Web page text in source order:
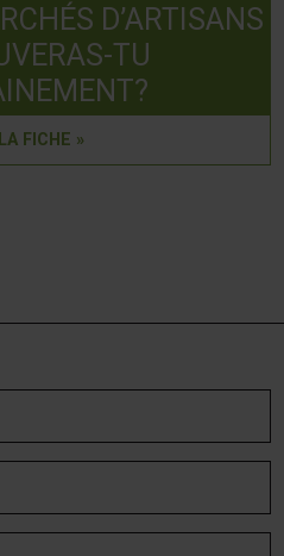
D’ARTISANS
TU
FICHE »